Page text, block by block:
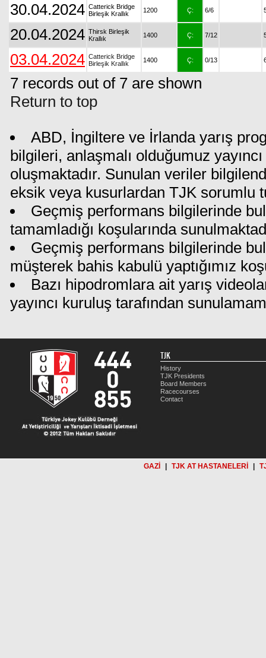
30.04.2024 Catterick Bridge
Birleşik Krallık
1200 Ç: 6/6
20.04.2024 Thirsk Birleşik
Krallık
1400 Ç: 7/12
03.04.2024 Catterick Bridge
Birleşik Krallık
1400 Ç: 0/13
7 records out of 7 are shown
Return to top
ABD, İngiltere ve İrlanda yarış
bilgileri, anlaşmalı olduğumuz
oluşmaktadır. Sunulan veriler
eksik veya kusurlardan TJK sorumlu
Geçmiş performans bilgilerinde
tamamladığı koşularında
Geçmiş performans bilgilerinde
müşterek bahis kabulü yaptığımız
Bazı hipodromlara ait yarış
yayıncı kuruluş tarafından
TJK
History
TJK Presidents
Board Members
Racecourses
Contact
GAZİ TJK AT HASTANELERİ